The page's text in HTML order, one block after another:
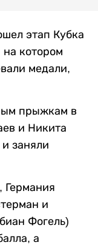
этап Кубка
на котором
медали,
прыжкам в
и Никита
заняли
Германия
и
Фогель)
а